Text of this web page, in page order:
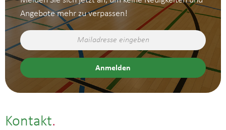
Angebote mehr zu verpassen!
Kontakt